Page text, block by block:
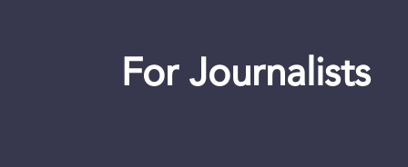
For Journalists